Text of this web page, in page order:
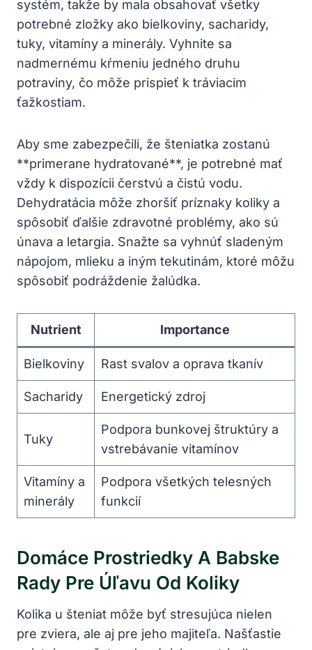
systém, takže by mala obsahovať všetky
potrebné zložky ako bielkoviny, sacharidy,
tuky, vitamíny a minerály. Vyhnite sa
nadmernému kŕmeniu jedného druhu
potraviny, čo môže prispieť k tráviacim
ťažkostiam.
Aby sme zabezpečili, že šteniatka zostanú
**primerane hydratované**, je potrebné mať
vždy k dispozícii čerstvú a čistú vodu.
Dehydratácia môže zhoršiť príznaky koliky a
spôsobiť ďalšie zdravotné problémy, ako sú
únava a letargia. Snažte sa vyhnúť sladeným
nápojom, mlieku a iným tekutinám, ktoré môžu
spôsobiť podráždenie žalúdka.
Nutrient Importance
Bielkoviny Rast svalov a oprava tkanív
Sacharidy Energetický zdroj
Tuky
Podpora bunkovej štruktúry a
vstrebávanie vitamínov
Vitamíny a
minerály
Podpora všetkých telesných
funkcií
Domáce Prostriedky A Babske
Rady Pre Úľavu Od Koliky
Kolika u šteniat môže byť stresujúca nielen
pre zviera, ale aj pre jeho majiteľa. Našťastie